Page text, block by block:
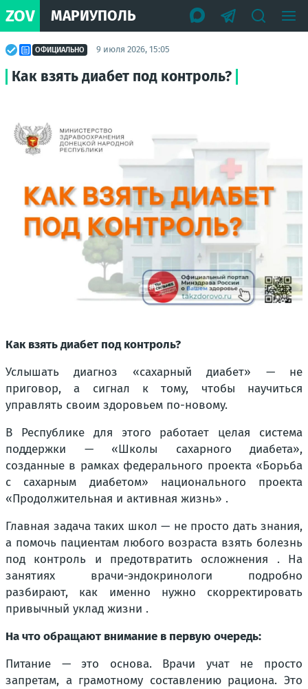
ZOV МАРИУПОЛЬ
ОФИЦИАЛЬНО 9 июля 2026, 15:05
Как взять диабет под контроль?
Как взять диабет под контроль?
Услышать диагноз «сахарный диабет» — не
приговор, а сигнал к тому, чтобы научиться
управлять своим здоровьем по-новому.
В Республике для этого работает целая система
поддержки — «Школы сахарного диабета»,
созданные в рамках федерального проекта «Борьба
с сахарным диабетом» национального проекта
«Продолжительная и активная жизнь» .
Главная задача таких школ — не просто дать знания,
а помочь пациентам любого возраста взять болезнь
под контроль и предотвратить осложнения . На
занятиях врачи-эндокринологи подробно
разбирают, как именно нужно скорректировать
привычный уклад жизни .
На что обращают внимание в первую очередь:
Питание — это основа. Врачи учат не просто
запретам, а грамотному составлению рациона. Это